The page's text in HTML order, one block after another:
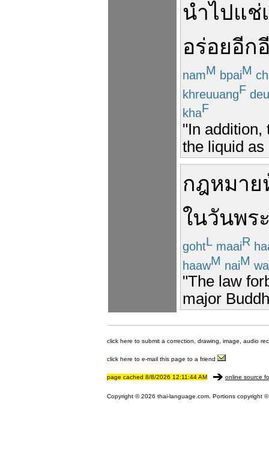
นำไป แช่
อร่อยอีก
namM bpaiM
khreuuangF
khaF
"In addition,
the liquid
กฎหมาย
ในวันพร
gohtL maaiR
haawM naiM
"The law
major
click here to submit a correction, drawing, image, audio
click here to e-mail this page to a friend
page cached 8/8/2026 12:11:44 AM online source
Copyright © 2026 thai-language.com. Portions copyright